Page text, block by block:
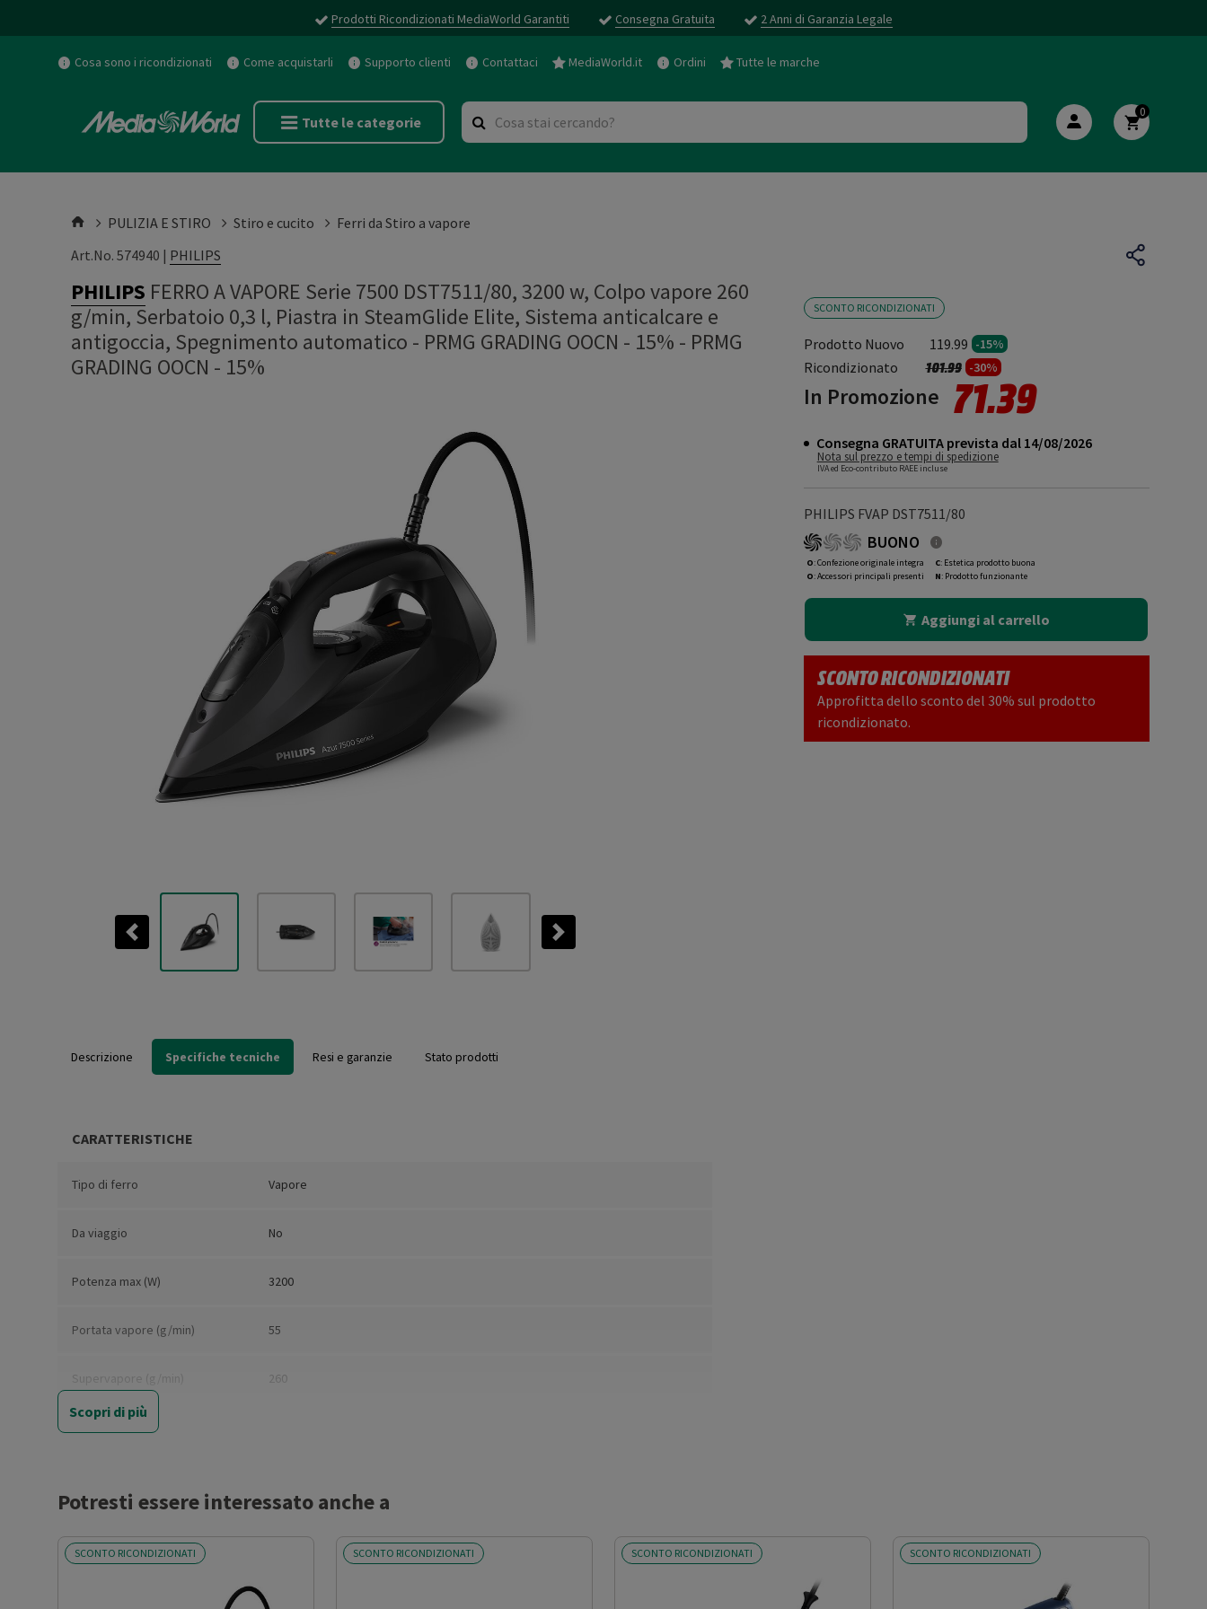
Prodotti Ricondizionati MediaWorld Garantiti Consegna Gratuita 2 Anni di Garanzia Legale
Cosa sono i ricondizionati Come acquistarli Supporto clienti Contattaci MediaWorld.it Ordini Tutte le marche
Tutte le categorie
0
PULIZIA E STIRO Stiro e cucito
Ferri da Stiro a vapore
Art.No. 574940 | PHILIPS
PHILIPS FERRO A VAPORE Serie 7500 DST7511/80, 3200 w, Colpo vapore 260
g/min, Serbatoio 0,3 l, Piastra in SteamGlide Elite, Sistema anticalcare e
antigoccia, Spegnimento automatico - PRMG GRADING OOCN - 15% - PRMG
GRADING OOCN - 15%
Previous Next
SCONTO RICONDIZIONATI
Prodotto Nuovo 119.99 -15%
Ricondizionato Prezzo ridotto da
101.99a-30%
In Promozione 71.39
Consegna GRATUITA prevista dal 14/08/2026
Nota sul prezzo e tempi di spedizione
IVA ed Eco-contributo RAEE incluse
PHILIPS FVAP DST7511/80
BUONO
O: Confezione originale integra
O: Accessori principali presenti
C: Estetica prodotto buona
N: Prodotto funzionante
Aggiungi al carrello
SCONTO RICONDIZIONATI
Approfitta dello sconto del 30% sul prodotto
ricondizionato.
Descrizione Specifiche tecniche Resi e garanzie Stato prodotti
CARATTERISTICHE
Tipo di ferro Vapore
Da viaggio No
Potenza max (W) 3200
Portata vapore (g/min) 55
Supervapore (g/min) 260
Capacità serbatoio (ml)
Scopri di più
Potresti essere interessato anche a
SCONTO RICONDIZIONATI SCONTO RICONDIZIONATI SCONTO RICONDIZIONATI SCONTO RICONDIZIONATI